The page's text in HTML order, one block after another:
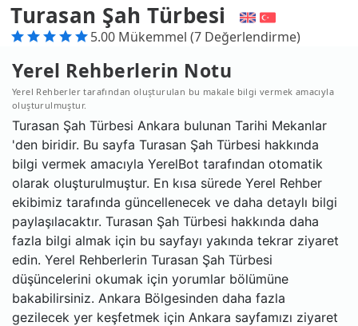
Turasan Şah Türbesi
5.00 Mükemmel (7 Değerlendirme)
Yerel Rehberlerin Notu
Yerel Rehberler tarafından oluşturulan bu makale bilgi vermek amacıyla
oluşturulmuştur.
Turasan Şah Türbesi Ankara bulunan Tarihi Mekanlar
'den biridir. Bu sayfa Turasan Şah Türbesi hakkında
bilgi vermek amacıyla YerelBot tarafından otomatik
olarak oluşturulmuştur. En kısa sürede Yerel Rehber
ekibimiz tarafında güncellenecek ve daha detaylı bilgi
paylaşılacaktır. Turasan Şah Türbesi hakkında daha
fazla bilgi almak için bu sayfayı yakında tekrar ziyaret
edin. Yerel Rehberlerin Turasan Şah Türbesi
düşüncelerini okumak için yorumlar bölümüne
bakabilirsiniz. Ankara Bölgesinden daha fazla
gezilecek yer keşfetmek için Ankara sayfamızı ziyaret